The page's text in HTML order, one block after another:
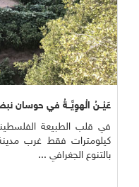
عَيْــنُ الْهوِيَّــةُ في حوسان
في قلب الطبيعة
كيلومترات فقط غرب
بالتنوع الجغرافي ...